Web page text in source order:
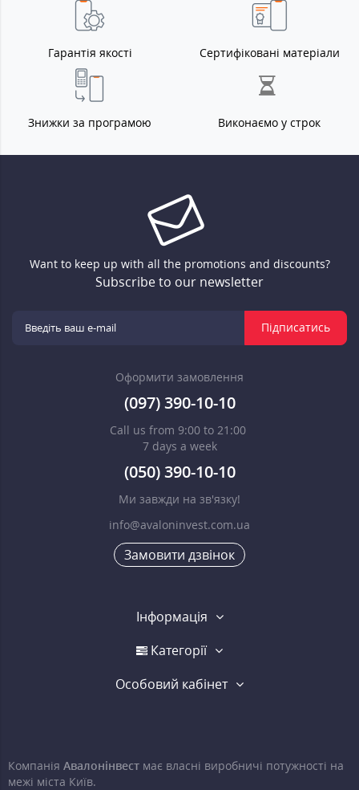
Гарантія якості Сертифіковані матеріали
Знижки за програмою Виконаємо у строк
Want to keep up with all the promotions and discounts?
Subscribe to our newsletter
Підписатись
Оформити замовлення
(097) 390-10-10
Call us from 9:00 to 21:00
7 days a week
(050) 390-10-10
Ми завжди на зв'язку!
info@avaloninvest.com.ua
Замовити дзвінок
Інформація
Категорії
Особовий кабінет
Компанія Авалонінвест має власні виробничі потужності на
межі міста Київ.